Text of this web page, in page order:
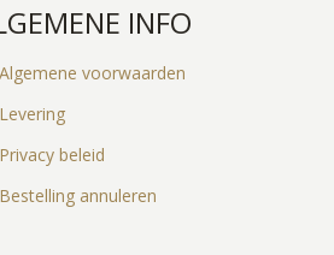
INFO
Algemene voorwaarden
Levering
Privacy beleid
Bestelling annuleren